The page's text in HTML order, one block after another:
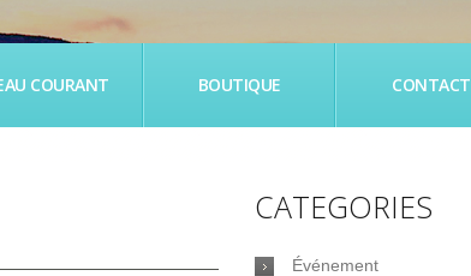
COURANT BOUTIQUE CONTACT
CATEGORIES
Événement